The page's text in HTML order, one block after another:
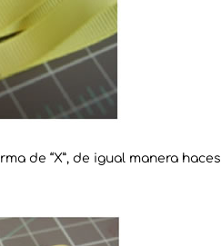
de “X”, de igual manera haces